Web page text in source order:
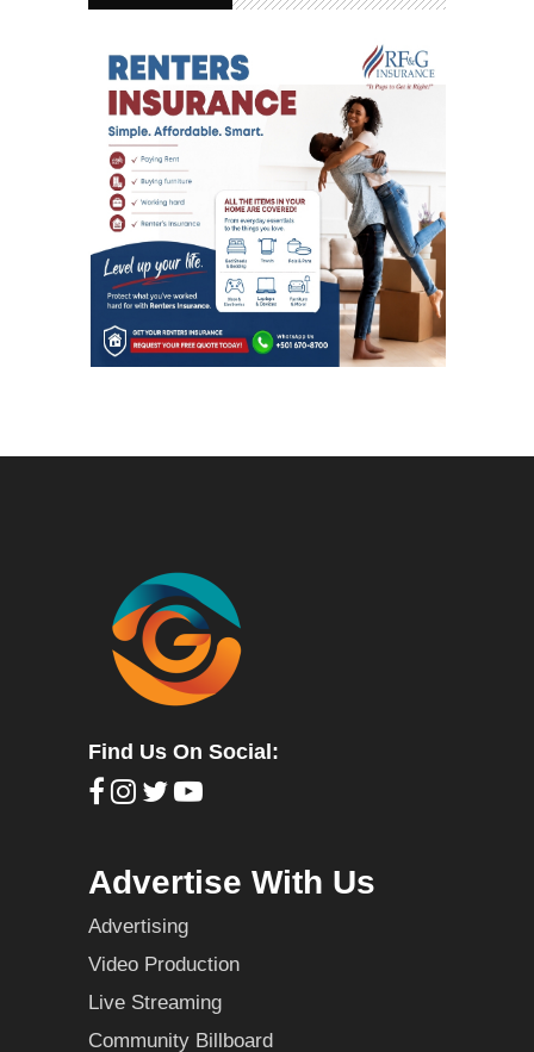
Find Us On Social:
Advertise With Us
Advertising
Video Production
Live Streaming
Community Billboard